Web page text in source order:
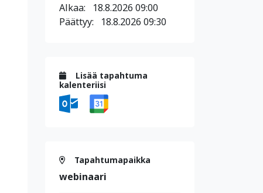
Alkaa: 18.8.2026 09:00
Päättyy: 18.8.2026 09:30
Lisää tapahtuma
kalenteriisi
Tapahtumapaikka
webinaari